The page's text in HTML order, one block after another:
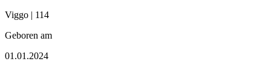
Viggo | 114
Geboren am
01.01.2024